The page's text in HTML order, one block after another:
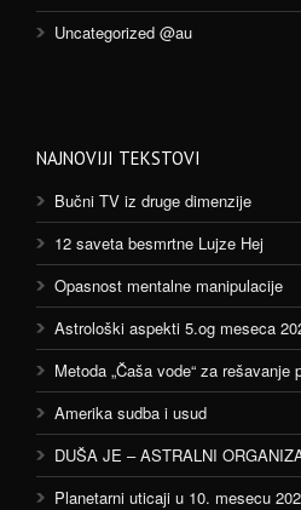
Uncategorized @au
NAJNOVIJI TEKSTOVI
Bučni TV iz druge dimenzije
12 saveta besmrtne Lujze Hej
Opasnost mentalne manipulacije
Astrološki aspekti 5.og meseca
Metoda „Čaša vode“ za
Amerika sudba i usud
DUŠA JE – ASTRALNI
Planetarni uticaji u 10. mesecu